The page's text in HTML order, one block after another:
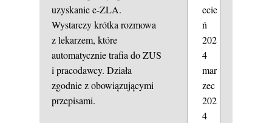
uzyskanie e-ZLA.
Wystarczy krótka rozmowa
z lekarzem, które
automatycznie trafia do ZUS
i pracodawcy. Działa
zgodnie z obowiązującymi
przepisami.
ecie
ń
202
4
mar
zec
202
4